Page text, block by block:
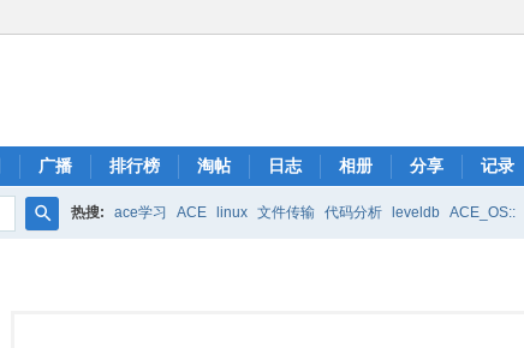
广播 排行榜 淘帖 日志 相册 分享 记录
热搜: ace学习 ACE linux 文件传输 代码分析 leveldb ACE_OS::